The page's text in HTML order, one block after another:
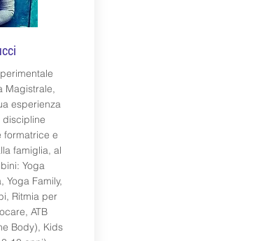
Magistrale,
esperienza
discipline
formatrice e
famiglia, al
Yoga
Yoga Family,
Ritmia per
ATB
Body), Kids